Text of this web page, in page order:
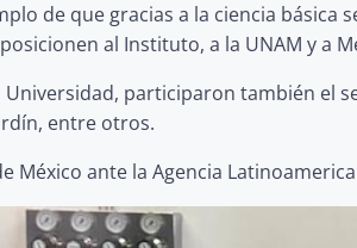
de que gracias a la ciencia
al Instituto, a la UNAM y a
participaron también el
entre otros.
México ante la Agencia